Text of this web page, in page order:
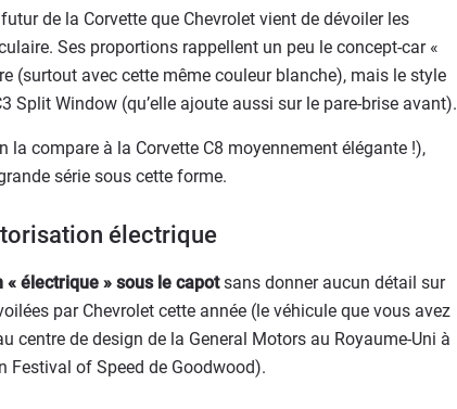
de la Corvette que Chevrolet vient de dévoiler les
Ses proportions rappellent un peu le concept-car «
(surtout avec cette même couleur blanche), mais le style
Split Window (qu’elle ajoute aussi sur le pare-brise avant).
la compare à la Corvette C8 moyennement élégante !),
série sous cette forme.
électrique
« électrique » sous le capotsans donner aucun détail sur
par Chevrolet cette année (le véhicule que vous avez
centre de design de la General Motors au Royaume-Uni à
Festival of Speed de Goodwood).